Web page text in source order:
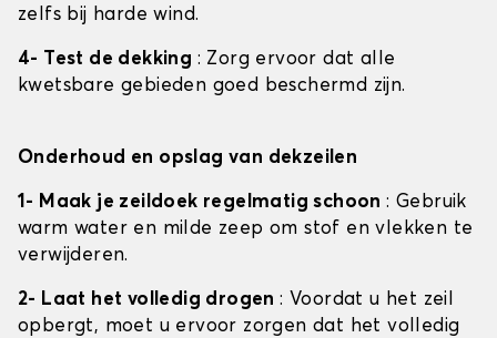
zelfs bij harde wind.
4- Test de dekking : Zorg ervoor dat alle
kwetsbare gebieden goed beschermd zijn.
Onderhoud en opslag van dekzeilen
1- Maak je zeildoek regelmatig schoon: Gebruik
warm water en milde zeep om stof en vlekken te
verwijderen.
2- Laat het volledig drogen: Voordat u het zeil
opbergt, moet u ervoor zorgen dat het volledig